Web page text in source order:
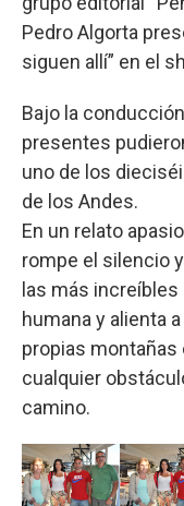
Pedro Algorta
siguen allí” en el
Bajo la
presentes
uno de los
de los Andes.
En un relato
rompe el silencio
las más
humana y alienta
propias
cualquier
camino.